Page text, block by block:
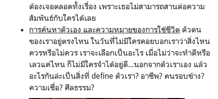
ต้องเจอตลอดทั้งเรื่อง เพราะเธอไม่สามารถสานต่อความ
สัมพันธ์กับใครได้เลย
การค้นหาตัวเอง และความหมายของการใช้ชีวิต ตัวตน
ของเราอยู่ตรงไหน ในวันที่ไม่มีใครคอยบอกเราว่าสิ่งไหน
ควรหรือไม่ควร เราจะเลือกเป็นอะไร เมื่อไม่ว่าจะทำดีหรือ
เลวแค่ไหน ก็ไม่มีใครจำได้อยู่ดี...นอกจากตัวเราเอง แล้ว
อะไรกันล่ะเป็นสิ่งที่ define ตัวเรา? อาชีพ? คนรอบข้าง?
ความเชื่อ? ศีลธรรม?